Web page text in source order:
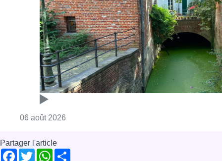
06 août 2026
Partager l'article
Facebook
TwitterWhatsApp